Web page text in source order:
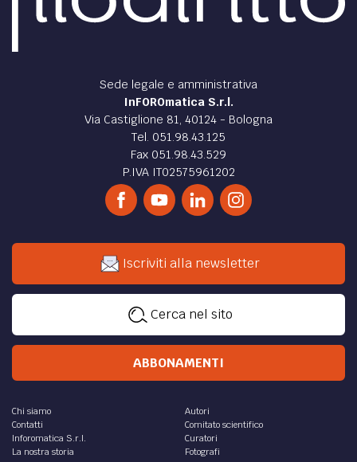
Sede legale e amministrativa
InFOROmatica S.r.l.
Via Castiglione 81, 40124 - Bologna
Tel. 051.98.43.125
Fax 051.98.43.529
P.IVA IT02575961202
Iscriviti alla newsletter
Cerca nel sito
ABBONAMENTI
Chi siamo
Contatti
Inforomatica S.r.l.
La nostra storia
Autori
Comitato scientifico
Curatori
Fotografi